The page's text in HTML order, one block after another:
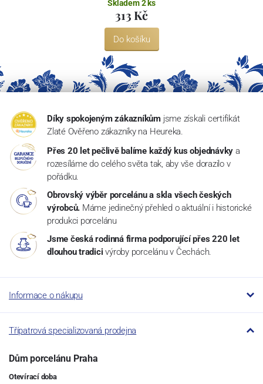
Skladem 2 ks
313 Kč
Do košíku
Díky spokojeným zákazníkům jsme získali certifikát
Zlaté Ověřeno zákazníky na Heureka.
Přes 20 let pečlivě balíme každý kus objednávky a
rozesíláme do celého světa tak, aby vše dorazilo v
pořádku.
Obrovský výběr porcelánu a skla všech českých
výrobců. Máme jedinečný přehled o aktuální i historické
produkci porcelánu
Jsme česká rodinná firma podporující přes 220 let
dlouhou tradici výroby porcelánu v Čechách.
Informace o nákupu
Třípatrová specializovaná prodejna
Dům porcelánu Praha
Otevírací doba